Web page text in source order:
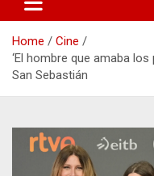
Home
Cine
‘El hombre que amaba
San Sebastián